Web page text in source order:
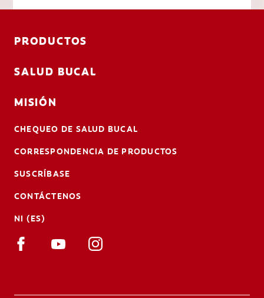
PRODUCTOS
SALUD BUCAL
MISIÓN
CHEQUEO DE SALUD BUCAL
CORRESPONDENCIA DE PRODUCTOS
SUSCRÍBASE
CONTÁCTENOS
NI (ES)